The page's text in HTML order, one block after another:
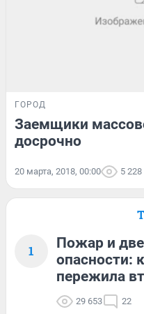
ГОРОД
Заемщики
досрочно
20 марта, 2018, 00:00 5 228
1
Пожар и
опасности:
пережила
29 653 22